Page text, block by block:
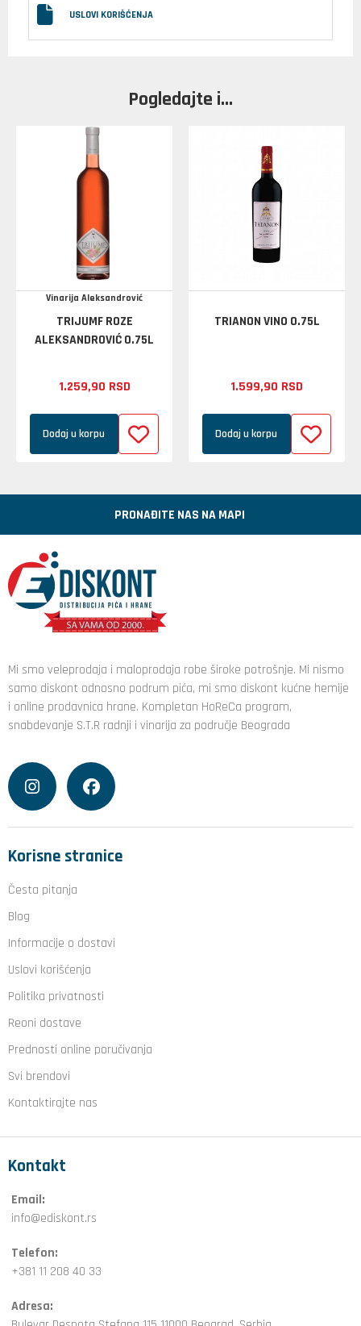
USLOVI KORIŠĆENJA
Pogledajte i...
Vinarija Aleksandrović
TRIJUMF ROZE
ALEKSANDROVIĆ 0.75L
1.259,90 RSD
Dodaj u korpu
TRIANON VINO 0.75L
1.599,90 RSD
Dodaj u korpu
PRONAĐITE NAS NA MAPI
Mi smo veleprodaja i maloprodaja robe široke potrošnje. Mi nismo
samo diskont odnosno podrum pića, mi smo diskont kućne hemije
i online prodavnica hrane. Kompletan HoReCa program,
snabdevanje S.T.R radnji i vinarija za područje Beograda
Korisne stranice
Česta pitanja
Blog
Informacije o dostavi
Uslovi korišćenja
Politika privatnosti
Reoni dostave
Prednosti online poručivanja
Svi brendovi
Kontaktirajte nas
Kontakt
Email:
info@ediskont.rs
Telefon:
+381 11 208 40 33
Adresa: